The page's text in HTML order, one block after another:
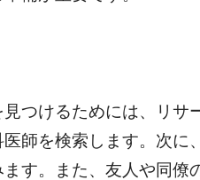
つけるためには、リ
師を検索します。次
す。また、友人や同